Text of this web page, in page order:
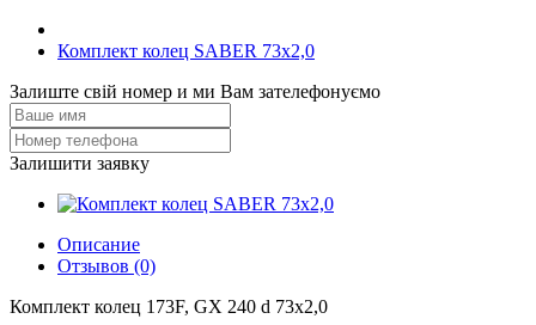
Комплект колец SABER 73x2,0
Залиште свій номер и ми Вам зателефонуємо
Залишити заявку
Описание
Отзывов (0)
Комплект колец 173F, GX 240 d 73x2,0